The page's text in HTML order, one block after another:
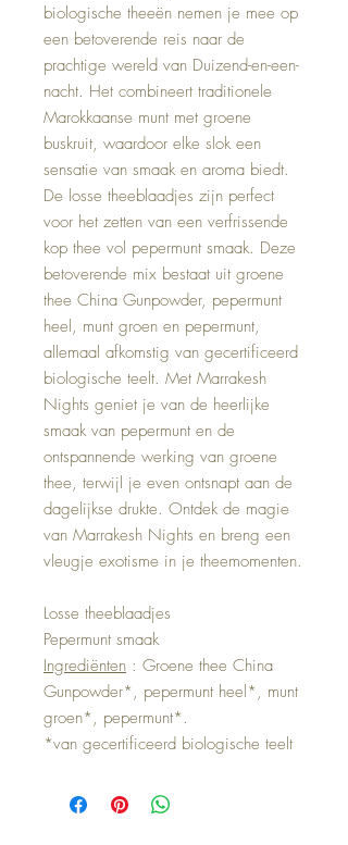
biologische theeën nemen je mee op
een betoverende reis naar de
prachtige wereld van Duizend-en-een-
nacht. Het combineert traditionele
Marokkaanse munt met groene
buskruit, waardoor elke slok een
sensatie van smaak en aroma biedt.
De losse theeblaadjes zijn perfect
voor het zetten van een verfrissende
kop thee vol pepermunt smaak. Deze
betoverende mix bestaat uit groene
thee China Gunpowder, pepermunt
heel, munt groen en pepermunt,
allemaal afkomstig van gecertificeerd
biologische teelt. Met Marrakesh
Nights geniet je van de heerlijke
smaak van pepermunt en de
ontspannende werking van groene
thee, terwijl je even ontsnapt aan de
dagelijkse drukte. Ontdek de magie
van Marrakesh Nights en breng een
vleugje exotisme in je theemomenten.
Losse theeblaadjes
Pepermunt smaak
Ingrediënten : Groene thee China
Gunpowder*, pepermunt heel*, munt
groen*, pepermunt*.
*van gecertificeerd biologische teelt